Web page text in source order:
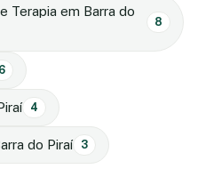
Terapia em Barra do
8
6
4
do Piraí 3